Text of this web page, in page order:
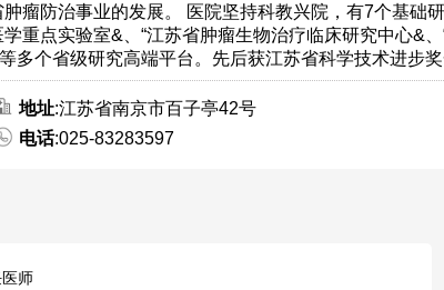
肿瘤防治事业的发展。 医院坚持科教兴院，有7个基础
学重点实验室&、“江苏省肿瘤生物治疗临床研究中心&
多个省级研究高端平台。先后获江苏省科学技术进步奖
地址:江苏省南京市百子亭42号
电话:025-83283597
师